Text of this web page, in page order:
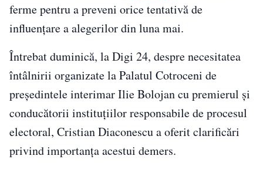
ferme pentru a preveni orice tentativă de
influențare a alegerilor din luna mai.
Întrebat duminică, la Digi 24, despre necesitatea
întâlnirii organizate la Palatul Cotroceni de
președintele interimar Ilie Bolojan cu premierul și
conducătorii instituțiilor responsabile de procesul
electoral, Cristian Diaconescu a oferit clarificări
privind importanța acestui demers.